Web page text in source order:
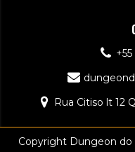
Rua Citiso lt 12
Copyright Dungeon do